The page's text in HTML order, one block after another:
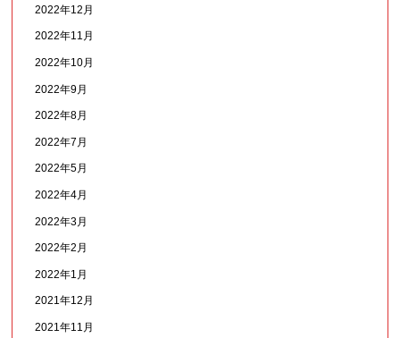
2022年12月
2022年11月
2022年10月
2022年9月
2022年8月
2022年7月
2022年5月
2022年4月
2022年3月
2022年2月
2022年1月
2021年12月
2021年11月